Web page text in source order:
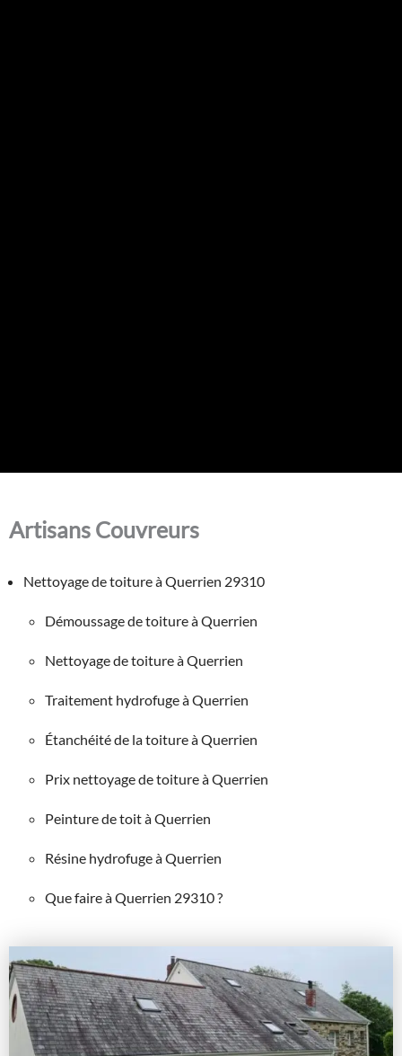
Artisans Couvreurs
Nettoyage de toiture à Querrien 29310
Démoussage de toiture à Querrien
Nettoyage de toiture à Querrien
Traitement hydrofuge à Querrien
Étanchéité de la toiture à Querrien
Prix nettoyage de toiture à Querrien
Peinture de toit à Querrien
Résine hydrofuge à Querrien
Que faire à Querrien 29310 ?